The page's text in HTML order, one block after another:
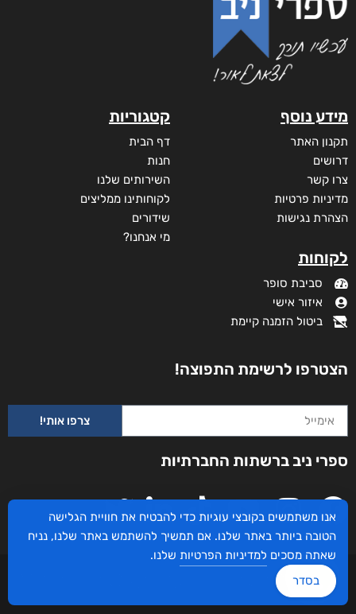
מידע נוסף
תקנון האתר
דרושים
צרו קשר
מדיניות פרטיות
הצהרת נגישות
לקוחות
סביבת סופר
איזור אישי
ביטול הזמנה קיימת
קטגוריות
דף הבית
חנות
השירותים שלנו
לקוחותינו ממליצים
שידורים
מי אנחנו?
הצטרפו לרשימת התפוצה!
צרפו אותי!
ספרי ניב ברשתות החברתיות
עיצוב ובניית האתר: ספרי ניב © כל הזכויות שמורות. בוקסאי טכנולוגיות בע"מ שד אבא
אנו משתמשים בקובצי עוגיות כדי להבטיח את חוויית הגלישה
הטובה ביותר באתר שלנו. אם תמשיך להשתמש באתר שלנו, נניח
שאתה מסכים למדיניות הפרטיות שלנו.
בסדר